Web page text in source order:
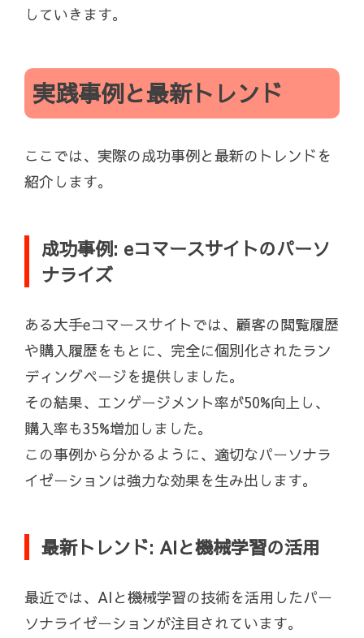
していきます。
実践事例と最新トレンド
ここでは、実際の成功事例と最新のトレンドを
紹介します。
成功事例: eコマースサイトのパーソ
ナライズ
ある大手eコマースサイトでは、顧客の閲覧履歴
や購入履歴をもとに、完全に個別化されたラン
ディングページを提供しました。
その結果、エンゲージメント率が50%向上し、
購入率も35%増加しました。
この事例から分かるように、適切なパーソナラ
イゼーションは強力な効果を生み出します。
最新トレンド: AIと機械学習の活用
最近では、AIと機械学習の技術を活用したパー
ソナライゼーションが注目されています。